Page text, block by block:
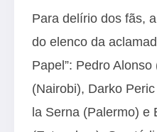
Para delírio dos fãs,
do elenco da
Papel”: Pedro
(Nairobi), Darko
la Serna (Palermo) e